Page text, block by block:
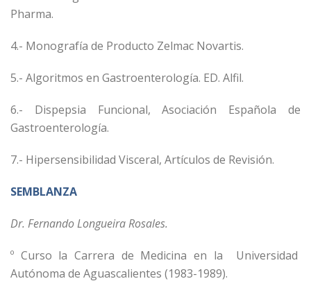
Pharma.
4.- Monografía de Producto Zelmac Novartis.
5.- Algoritmos en Gastroenterología. ED. Alfil.
6.- Dispepsia Funcional, Asociación Española de
Gastroenterología.
7.- Hipersensibilidad Visceral, Artículos de Revisión.
SEMBLANZA
Dr. Fernando Longueira Rosales.
º Curso la Carrera de Medicina en la Universidad
Autónoma de Aguascalientes (1983-1989).